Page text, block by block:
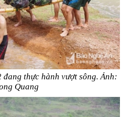
thực hành vượt sông. Ảnh:
Quang